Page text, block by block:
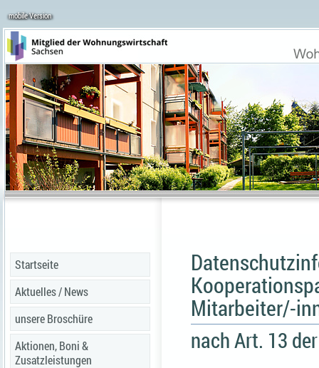
mobile Version
Startseite
Aktuelles / News
unsere Broschüre
Aktionen, Boni &
Zusatzleistungen
Mitarbeiter/-
nach Art. 13